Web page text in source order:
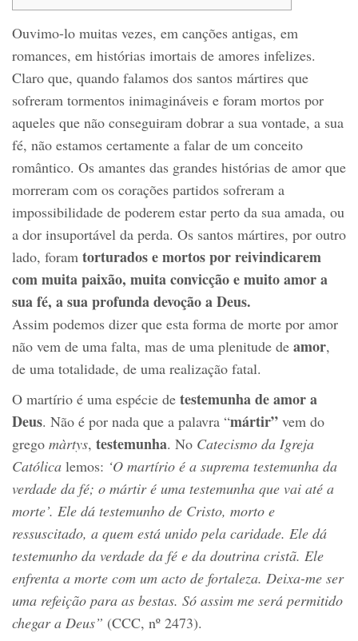
Ouvimo-lo muitas vezes, em canções antigas, em
romances, em histórias imortais de amores infelizes.
Claro que, quando falamos dos santos mártires que
sofreram tormentos inimagináveis e foram mortos por
aqueles que não conseguiram dobrar a sua vontade, a sua
fé, não estamos certamente a falar de um conceito
romântico. Os amantes das grandes histórias de amor que
morreram com os corações partidos sofreram a
impossibilidade de poderem estar perto da sua amada, ou
a dor insuportável da perda. Os santos mártires, por outro
lado, foram torturados e mortos por reivindicarem
com muita paixão, muita convicção e muito amor a
sua fé, a sua profunda devoção a Deus.
Assim podemos dizer que esta forma de morte por amor
não vem de uma falta, mas de uma plenitude de amor,
de uma totalidade, de uma realização fatal.
O martírio é uma espécie de testemunha de amor a
Deus. Não é por nada que a palavra “mártir” vem do
grego màrtys, testemunha. No Catecismo da Igreja
Católica lemos: ‘O martírio é a suprema testemunha da
verdade da fé; o mártir é uma testemunha que vai até a
morte’. Ele dá testemunho de Cristo, morto e
ressuscitado, a quem está unido pela caridade. Ele dá
testemunho da verdade da fé e da doutrina cristã. Ele
enfrenta a morte com um acto de fortaleza. Deixa-me ser
uma refeição para as bestas. Só assim me será permitido
chegar a Deus” (CCC, nº 2473).